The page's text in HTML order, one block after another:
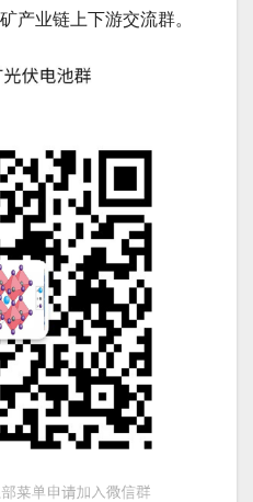
产业链上下游交流群。